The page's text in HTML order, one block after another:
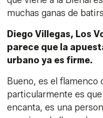
muchas ganas de
Diego Villegas, Los
parece que la
urbano ya es firme.
Bueno, es el flamenco
particularmente es
encanta, es una